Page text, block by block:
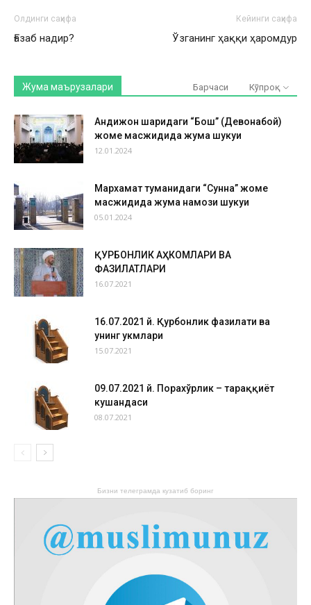
Олдинги саҳифа
Ғазаб надир?
Кейинги саҳифа
Ўзганинг ҳаққи ҳаромдур
Жума маърузалари Барчаси Кўпроқ
Андижон шаҳридаги “Бош” (Девонабой)
жоме масжидида жума шукуҳи
12.01.2024
Мархамат туманидаги “Сунна” жоме
масжидида жума намози шукуҳи
05.01.2024
ҚУРБОНЛИК АҲКОМЛАРИ ВА
ФАЗИЛАТЛАРИ
16.07.2021
16.07.2021 й. Қурбонлик фазилати ва
унинг ҳукмлари
15.07.2021
09.07.2021 й. Порахўрлик – тараққиёт
кушандаси
08.07.2021
Бизни телеграмда кузатиб боринг